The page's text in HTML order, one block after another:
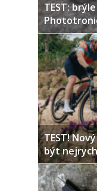
TEST:
TEST!
být